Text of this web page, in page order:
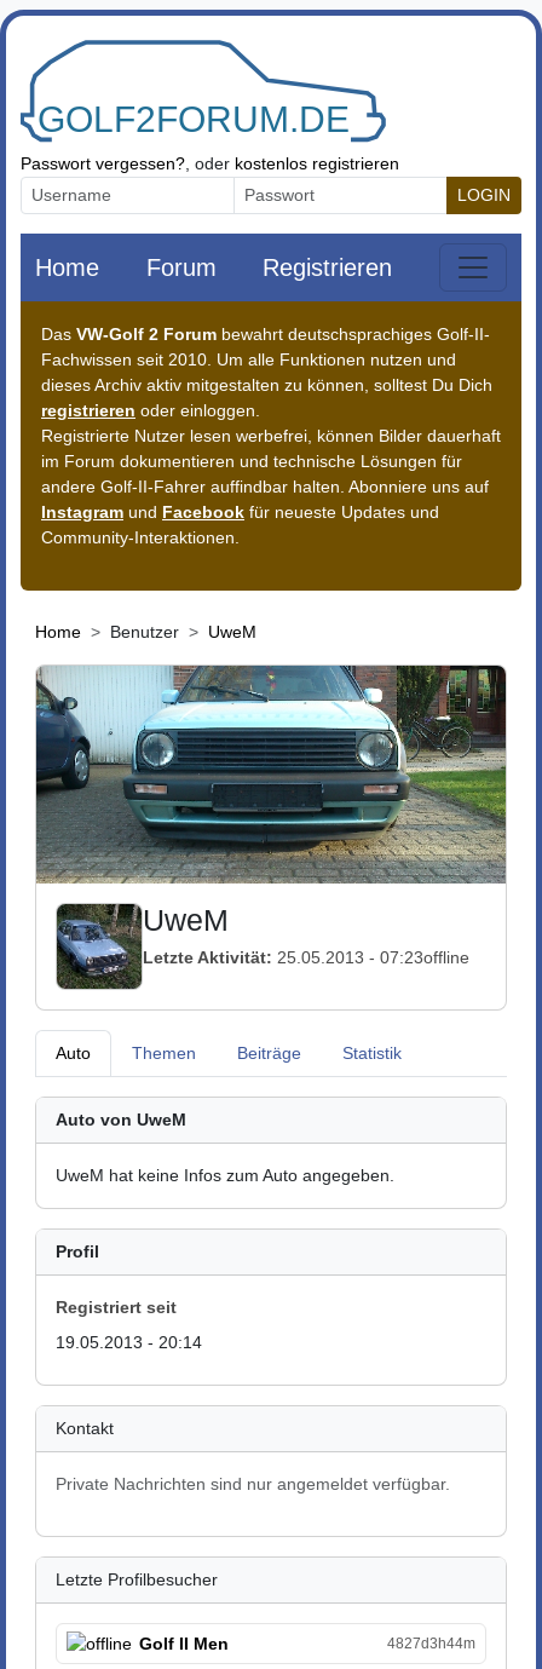
Zum Inhalt springen
Passwort vergessen? , oder kostenlos registrieren
LOGIN
Home Forum Registrieren
Das VW-Golf 2 Forum bewahrt deutschsprachiges Golf-II-
Fachwissen seit 2010. Um alle Funktionen nutzen und
dieses Archiv aktiv mitgestalten zu können, solltest Du Dich
registrieren oder einloggen.
Registrierte Nutzer lesen werbefrei, können Bilder dauerhaft
im Forum dokumentieren und technische Lösungen für
andere Golf-II-Fahrer auffindbar halten. Abonniere uns auf
Instagram und Facebook für neueste Updates und
Community-Interaktionen.
Home Benutzer UweM
UweM
Letzte Aktivität: 25.05.2013 - 07:23offline
Auto Themen Beiträge Statistik
Auto von UweM
UweM hat keine Infos zum Auto angegeben.
Profil
Registriert seit
19.05.2013 - 20:14
Kontakt
Private Nachrichten sind nur angemeldet verfügbar.
Letzte Profilbesucher
Golf II Men 4827d3h44m